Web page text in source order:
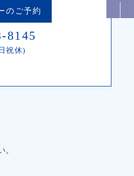
のご予約
8145
祝休)